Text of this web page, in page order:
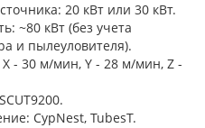
20 кВт или 30 кВт.
~80 кВт (без учета
и пылеуловителя).
X - 30 м/мин, Y - 28 м/мин, Z -
CypNest, TubesT.